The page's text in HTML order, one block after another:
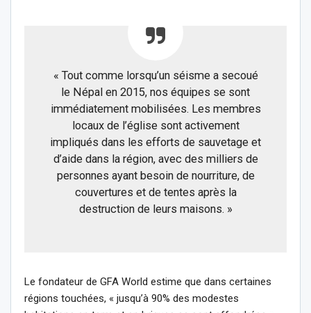
« Tout comme lorsqu’un séisme a secoué
le Népal en 2015, nos équipes se sont
immédiatement mobilisées. Les membres
locaux de l’église sont activement
impliqués dans les efforts de sauvetage et
d’aide dans la région, avec des milliers de
personnes ayant besoin de nourriture, de
couvertures et de tentes après la
destruction de leurs maisons. »
Le fondateur de GFA World estime que dans certaines
régions touchées, « jusqu’à 90% des modestes